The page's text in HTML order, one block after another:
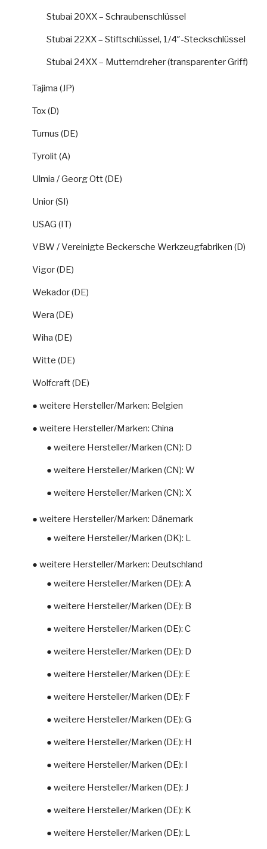
Stubai 20XX – Schraubenschlüssel
Stubai 22XX – Stiftschlüssel, 1/4″-Steckschlüssel
Stubai 24XX – Mutterndreher (transparenter Griff)
Tajima (JP)
Tox (D)
Turnus (DE)
Tyrolit (A)
Ulmia / Georg Ott (DE)
Unior (SI)
USAG (IT)
VBW / Vereinigte Beckersche Werkzeugfabriken (D)
Vigor (DE)
Wekador (DE)
Wera (DE)
Wiha (DE)
Witte (DE)
Wolfcraft (DE)
● weitere Hersteller/Marken: Belgien
● weitere Hersteller/Marken: China
● weitere Hersteller/Marken (CN): D
● weitere Hersteller/Marken (CN): W
● weitere Hersteller/Marken (CN): X
● weitere Hersteller/Marken: Dänemark
● weitere Hersteller/Marken (DK): L
● weitere Hersteller/Marken: Deutschland
● weitere Hersteller/Marken (DE): A
● weitere Hersteller/Marken (DE): B
● weitere Hersteller/Marken (DE): C
● weitere Hersteller/Marken (DE): D
● weitere Hersteller/Marken (DE): E
● weitere Hersteller/Marken (DE): F
● weitere Hersteller/Marken (DE): G
● weitere Hersteller/Marken (DE): H
● weitere Hersteller/Marken (DE): I
● weitere Hersteller/Marken (DE): J
● weitere Hersteller/Marken (DE): K
● weitere Hersteller/Marken (DE): L